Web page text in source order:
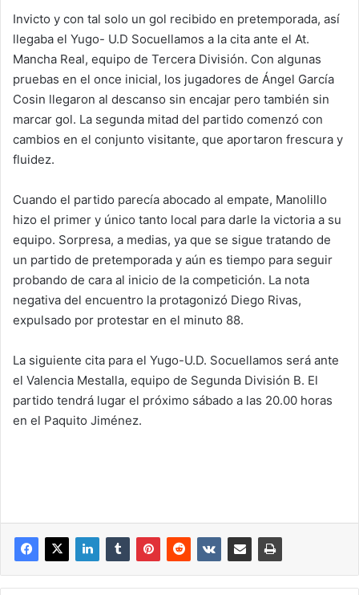
Invicto y con tal solo un gol recibido en pretemporada, así
llegaba el Yugo- U.D Socuellamos a la cita ante el At.
Mancha Real, equipo de Tercera División. Con algunas
pruebas en el once inicial, los jugadores de Ángel García
Cosin llegaron al descanso sin encajar pero también sin
marcar gol. La segunda mitad del partido comenzó con
cambios en el conjunto visitante, que aportaron frescura y
fluidez.
Cuando el partido parecía abocado al empate, Manolillo
hizo el primer y único tanto local para darle la victoria a su
equipo. Sorpresa, a medias, ya que se sigue tratando de
un partido de pretemporada y aún es tiempo para seguir
probando de cara al inicio de la competición. La nota
negativa del encuentro la protagonizó Diego Rivas,
expulsado por protestar en el minuto 88.
La siguiente cita para el Yugo-U.D. Socuellamos será ante
el Valencia Mestalla, equipo de Segunda División B. El
partido tendrá lugar el próximo sábado a las 20.00 horas
en el Paquito Jiménez.